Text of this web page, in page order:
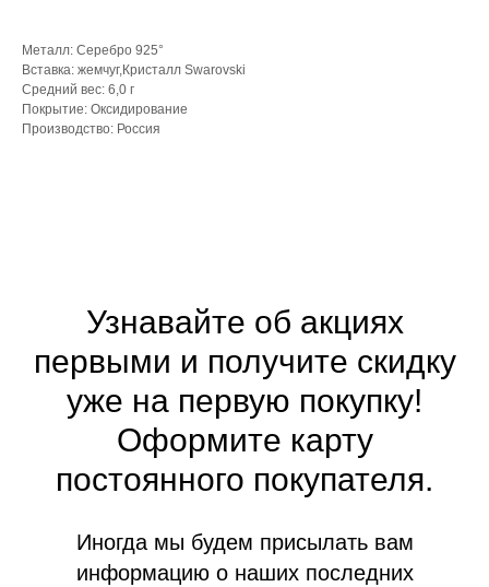
Металл: Серебро 925°
Вставка: жемчуг,Кристалл Swarovski
Средний вес: 6,0 г
Покрытие: Оксидирование
Производство: Россия
Узнавайте об акциях
первыми и получите скидку
уже на первую покупку!
Оформите карту
постоянного покупателя.
Иногда мы будем присылать вам
информацию о наших последних